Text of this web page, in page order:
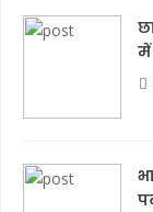
में